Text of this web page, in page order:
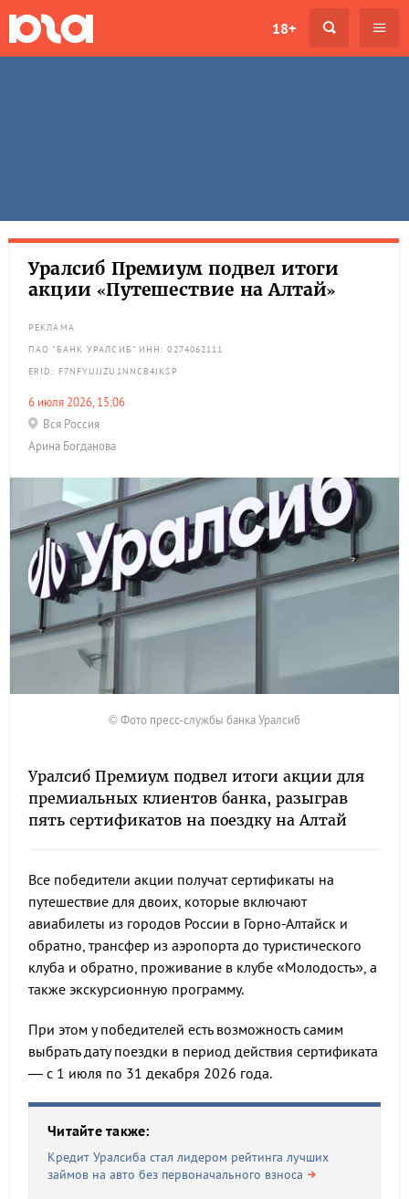
18+
Уралсиб Премиум подвел итоги
акции «Путешествие на Алтай»
РЕКЛАМА
ПАО "БАНК УРАЛСИБ" ИНН: 0274062111
ERID: F7NFYUJJZU1NNCB4JKSP
6 июля 2026, 15:06
Вся Россия
Арина Богданова
© Фото пресс-службы банка Уралсиб
Уралсиб Премиум подвел итоги акции для
премиальных клиентов банка, разыграв
пять сертификатов на поездку на Алтай
Все победители акции получат сертификаты на
путешествие для двоих, которые включают
авиабилеты из городов России в Горно-Алтайск и
обратно, трансфер из аэропорта до туристического
клуба и обратно, проживание в клубе «Молодость», а
также экскурсионную программу.
При этом у победителей есть возможность самим
выбрать дату поездки в период действия сертификата
— с 1 июля по 31 декабря 2026 года.
Читайте также:
Кредит Уралсиба стал лидером рейтинга лучших
займов на авто без первоначального взноса